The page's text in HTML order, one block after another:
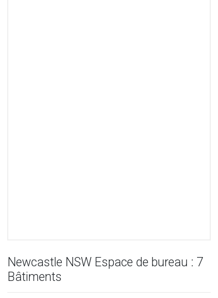
Newcastle NSW Espace de bureau : 7
Bâtiments